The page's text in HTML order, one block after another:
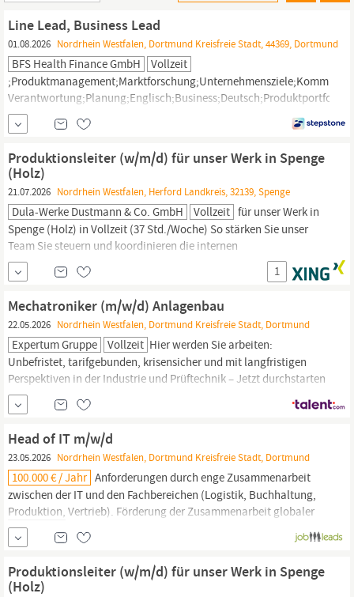
Line Lead, Business Lead
01.08.2026 Nordrhein Westfalen, Dortmund Kreisfreie Stadt, 44369, Dortmund
BFS Health Finance GmbH
Vollzeit
Management | Management,
Fertigung,
Produktion,Feste Anstellung,...
Produktionsleiter (w/m/d) für unser Werk in Spenge
(Holz)
21.07.2026 Nordrhein Westfalen, Herford Landkreis, 32139, Spenge
Dula-Werke Dustmann & Co. GmbH Vollzeit für unser Werk in
Spenge (Holz) in Vollzeit (37 Std./Woche) So stärken Sie unser
Team Sie steuern und koordinieren die internen
Produktionsprozesse
und stellen in enger Abstimmung mit der
Betriebsleitung eine termin-, qualitäts- und
wirtschaftlichkeitsgerechte
bedarfsgerechten Einsatz unserer...
1
Mechatroniker (m/w/d) Anlagenbau
22.05.2026 Nordrhein Westfalen, Dortmund Kreisfreie Stadt, Dortmund
Expertum Gruppe Vollzeit Hier werden Sie arbeiten:
Unbefristet, tarifgebunden, krisensicher und mit langfristigen
Perspektiven in der Industrie und Prüftechnik – Jetzt durchstarten
als Mechatroniker (m/w/d) in
über 30 Jahren qualifizierte Fachkräfte mit führenden
Industrieunternehmen zusammen. Für ein etabliertes
Familienunternehmen im Bereich
Head of IT m/w/d
23.05.2026 Nordrhein Westfalen, Dortmund Kreisfreie Stadt, Dortmund
100.000 € / Jahr Anforderungen durch enge Zusammenarbeit
zwischen der IT und den Fachbereichen (Logistik, Buchhaltung,
Produktion, Vertrieb). Förderung der Zusammenarbeit globaler
Teams : Unterstützung beim Transfer von Best Practices zwischen
den Regionen. Steuerung externer Dienstleister: Koordination von
IT-Partnern für Anpassungen und Support und kontinuierliches...
Produktionsleiter (w/m/d) für unser Werk in Spenge
(Holz)